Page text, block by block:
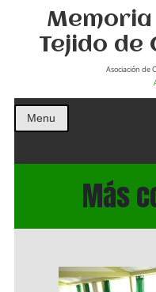
Memoria
Tejido de
Asociación de
Menu
Más